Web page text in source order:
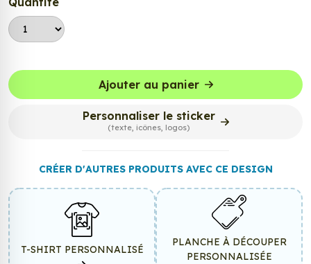
Ajouter au panier
Personnaliser le sticker
(texte, icônes, logos)
CRÉER D'AUTRES PRODUITS AVEC CE DESIGN
T-SHIRT PERSONNALISÉ
PLANCHE À DÉCOUPER
PERSONNALISÉE